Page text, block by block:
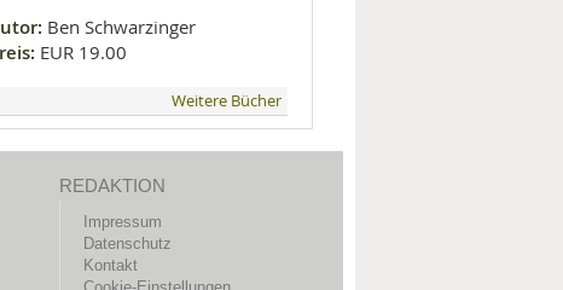
Ben Schwarzinger
EUR 19.00
Weitere Bücher
REDAKTION
Impressum
Datenschutz
Kontakt